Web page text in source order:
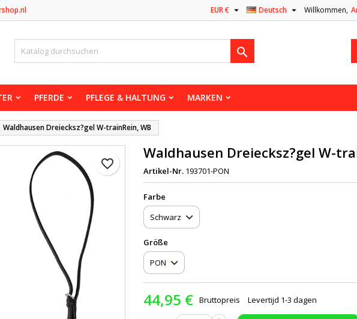
Willkommen,
Deutsch 
EUR € 

PFERDE PFLEGE & HALTUNG MARKEN
Waldhausen Dreiecksz?gel W-trainRein, WB
favorite_border
Waldhausen Dreiecksz?gel W-
Artikel-Nr. 193701-PON
Farbe
Größe
44,95 € Bruttopreis Levertijd 1-3 dagen